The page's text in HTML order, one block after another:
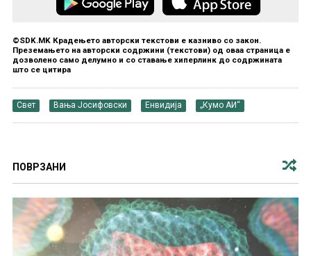
©SDK.MK Крадењето авторски текстови е казниво со закон.
Преземањето на авторски содржини (текстови) од оваа страница е
дозволено само делумно и со ставање хиперлинк до содржината
што се цитира
Свет Вања Јосифовски Енвидија „Кумо АИ“
ПОВРЗАНИ